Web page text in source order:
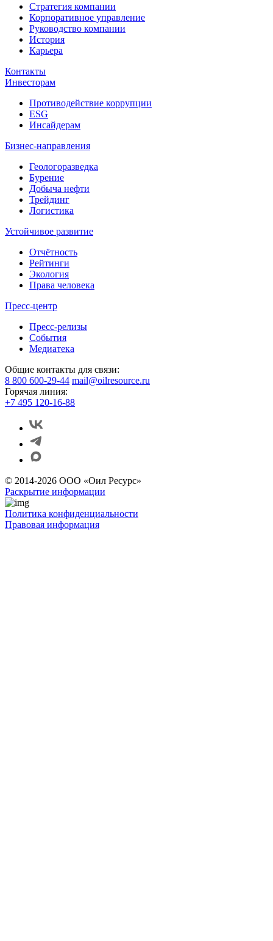
Стратегия компании
Корпоративное управление
Руководство компании
История
Карьера
Контакты
Инвесторам
Противодействие коррупции
ESG
Инсайдерам
Бизнес-направления
Геологоразведка
Бурение
Добыча нефти
Трейдинг
Логистика
Устойчивое развитие
Отчётность
Рейтинги
Экология
Права человека
Пресс-центр
Пресс-релизы
События
Медиатека
Общие контакты для связи:
8 800 600-29-44 mail@oilresource.ru
Горячая линия:
+7 495 120-16-88
© 2014-2026 ООО «Оил Ресурс»
Раскрытие информации
Политика конфиденциальности
Правовая информация